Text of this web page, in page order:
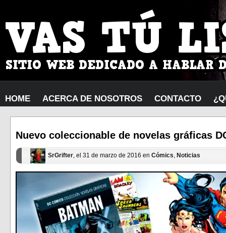
HOME ACERCA DE NOSOTROS CONTACTO
Nuevo coleccionable de novelas gráficas
SrGrifter, el 31 de marzo de 2016 en Cómics, Noticias